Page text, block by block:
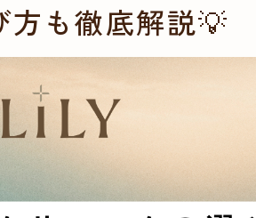
方も徹底解説💡